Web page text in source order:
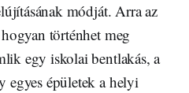
módját. Arra az
történhet meg
egy iskolai bentlakás, a
egyes épületek a helyi